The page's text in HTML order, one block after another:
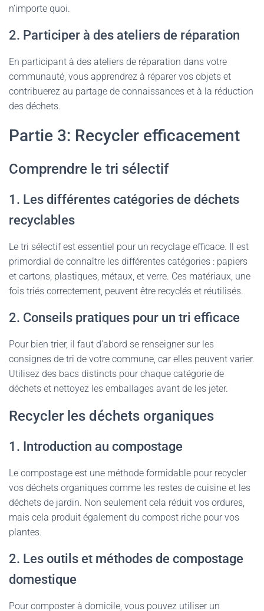
n’importe quoi.
2. Participer à des ateliers de réparation
En participant à des ateliers de réparation dans votre
communauté, vous apprendrez à réparer vos objets et
contribuerez au partage de connaissances et à la réduction
des déchets.
Partie 3: Recycler efficacement
Comprendre le tri sélectif
1. Les différentes catégories de déchets
recyclables
Le tri sélectif est essentiel pour un recyclage efficace. Il est
primordial de connaître les différentes catégories : papiers
et cartons, plastiques, métaux, et verre. Ces matériaux, une
fois triés correctement, peuvent être recyclés et réutilisés.
2. Conseils pratiques pour un tri efficace
Pour bien trier, il faut d’abord se renseigner sur les
consignes de tri de votre commune, car elles peuvent varier.
Utilisez des bacs distincts pour chaque catégorie de
déchets et nettoyez les emballages avant de les jeter.
Recycler les déchets organiques
1. Introduction au compostage
Le compostage est une méthode formidable pour recycler
vos déchets organiques comme les restes de cuisine et les
déchets de jardin. Non seulement cela réduit vos ordures,
mais cela produit également du compost riche pour vos
plantes.
2. Les outils et méthodes de compostage
domestique
Pour composter à domicile, vous pouvez utiliser un